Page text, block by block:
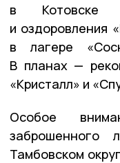
в Котовске
и оздоровления
в лагере
В планах —
«Кристалл» и
Особое
заброшенного
Тамбовском